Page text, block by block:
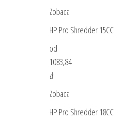
Zobacz
HP Pro Shredder 15CC
od
1083,84
zł
Zobacz
HP Pro Shredder 18CC